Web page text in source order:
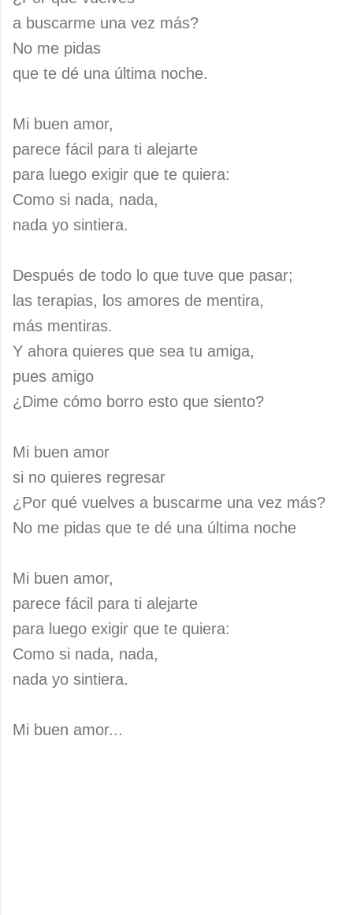
a buscarme una vez más?
No me pidas
que te dé una última noche.
Mi buen amor,
parece fácil para ti alejarte
para luego exigir que te quiera:
Como si nada, nada,
nada yo sintiera.
Después de todo lo que tuve que pasar;
las terapias, los amores de mentira,
más mentiras.
Y ahora quieres que sea tu amiga,
pues amigo
¿Dime cómo borro esto que siento?
Mi buen amor
si no quieres regresar
¿Por qué vuelves a buscarme una vez más?
No me pidas que te dé una última noche
Mi buen amor,
parece fácil para ti alejarte
para luego exigir que te quiera:
Como si nada, nada,
nada yo sintiera.
Mi buen amor...